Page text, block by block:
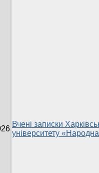
Вчені записки
університету